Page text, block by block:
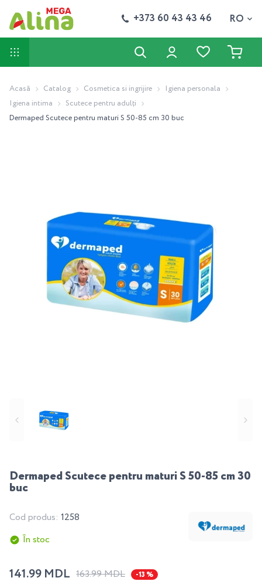
+373 60 43 43 46 RO
Acasă Catalog Cosmetica si ingrijire
Igiena personala
Igiena intima
Scutece pentru adulți
Dermaped Scutece pentru maturi S 50-85 cm 30 buc
Dermaped Scutece pentru maturi S 50-85 cm 30
buc
Cod produs: 1258
În stoc
141.99 MDL 163.99 MDL -13 %